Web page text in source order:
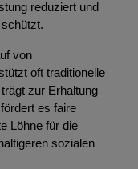
reduziert und
von
oft traditionelle
zur Erhaltung
es faire
Löhne für die
sozialen